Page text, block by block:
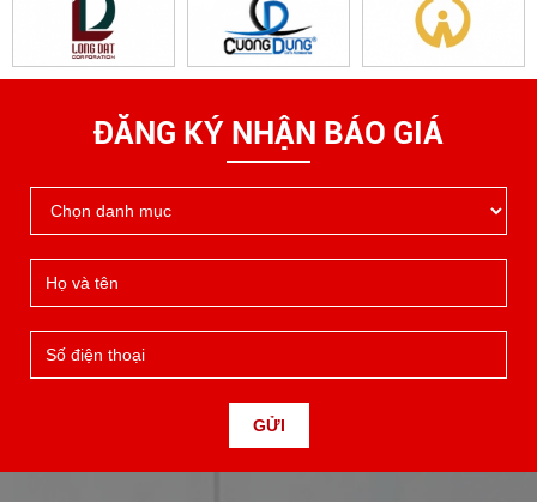
ĐĂNG KÝ NHẬN BÁO GIÁ
GỬI